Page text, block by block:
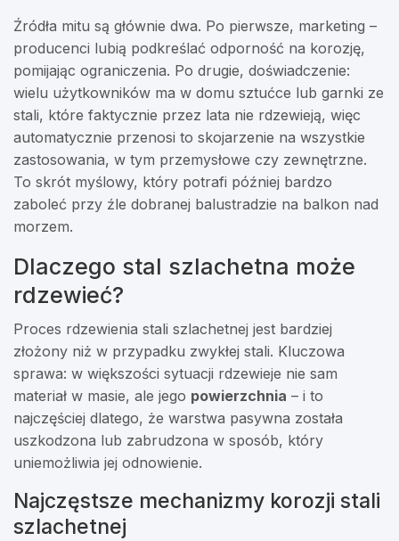
Źródła mitu są głównie dwa. Po pierwsze, marketing –
producenci lubią podkreślać odporność na korozję,
pomijając ograniczenia. Po drugie, doświadczenie:
wielu użytkowników ma w domu sztućce lub garnki ze
stali, które faktycznie przez lata nie rdzewieją, więc
automatycznie przenosi to skojarzenie na wszystkie
zastosowania, w tym przemysłowe czy zewnętrzne.
To skrót myślowy, który potrafi później bardzo
zaboleć przy źle dobranej balustradzie na balkon nad
morzem.
Dlaczego stal szlachetna może
rdzewieć?
Proces rdzewienia stali szlachetnej jest bardziej
złożony niż w przypadku zwykłej stali. Kluczowa
sprawa: w większości sytuacji rdzewieje nie sam
materiał w masie, ale jego powierzchnia – i to
najczęściej dlatego, że warstwa pasywna została
uszkodzona lub zabrudzona w sposób, który
uniemożliwia jej odnowienie.
Najczęstsze mechanizmy korozji stali
szlachetnej